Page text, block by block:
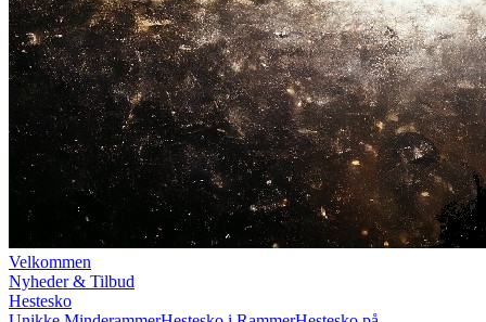
Velkommen
Nyheder & Tilbud
Hestesko